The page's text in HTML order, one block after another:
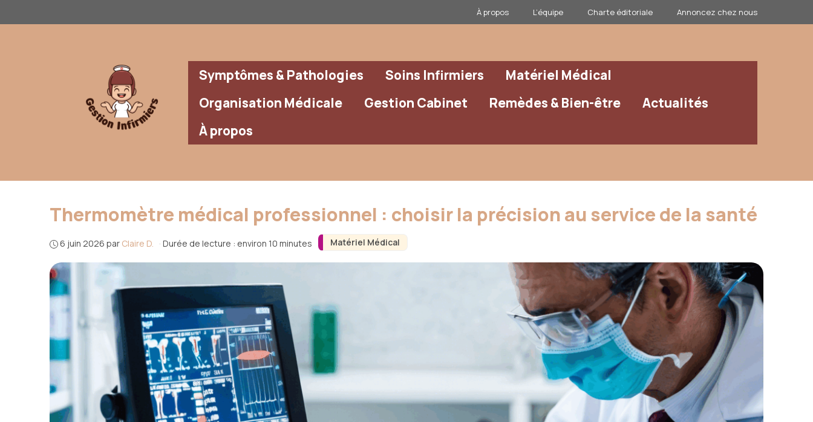
au
À propos L’équipe Charte éditoriale Annoncez chez nous
Symptômes & Pathologies Soins Infirmiers
Matériel Médical
Organisation Médicale
Gestion Cabinet Remèdes & Bien-être
Actualités
À propos
Matériel Médical
Thermomètre médical professionnel : choisir la précision au service de la santé
6 juin 2026 par Claire D. · Durée de lecture : environ 10 minutes